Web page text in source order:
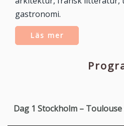
gastronomi.
Läs mer
Dag 1 Stockholm – Toulouse